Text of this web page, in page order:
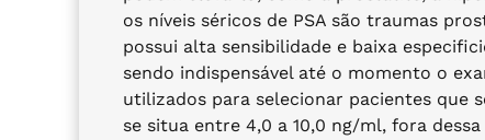
os níveis séricos de PSA são traumas
possui alta sensibilidade e baixa
sendo indispensável até o momento o
utilizados para selecionar pacientes que
se situa entre 4,0 a 10,0 ng/ml, fora